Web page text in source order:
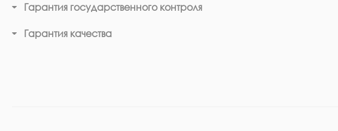
Гарантия государственного контроля
Гарантия качества